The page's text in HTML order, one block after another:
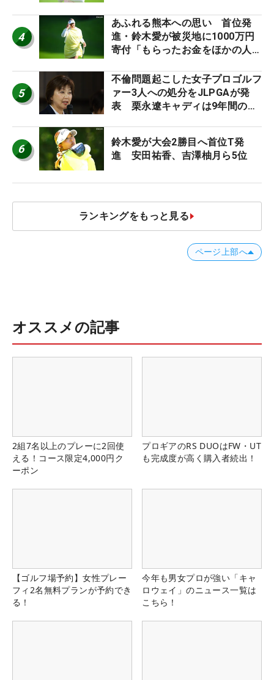
4
あふれる熊本への思い 首位発
進・鈴木愛が被災地に1000万円
寄付「もらったお金をほかの人
5
不倫問題起こした女子プロゴルフ
ァー3人への処分をJLPGAが発
表 栗永遼キャディは9年間の立
6
鈴木愛が大会2勝目へ首位T発
進 安田祐香、吉澤柚月ら5位
ランキングをもっと見る
ページ上部へ
オススメの記事
2組7名以上のプレーに2回使
える！コース限定4,000円ク
ーポン
プロギアのRS DUOはFW・UT
も完成度が高く購入者続出！
【ゴルフ場予約】女性プレー
フィ2名無料プランが予約でき
る！
今年も男女プロが強い「キャ
ロウェイ」のニュース一覧は
こちら！